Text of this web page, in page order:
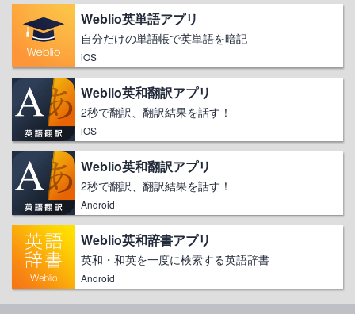
Weblio英単語アプリ
自分だけの単語帳で英単語を暗記
iOS
Weblio英和翻訳アプリ
2秒で翻訳、翻訳結果を話す！
iOS
Weblio英和翻訳アプリ
2秒で翻訳、翻訳結果を話す！
Android
Weblio英和辞書アプリ
英和・和英を一度に検索する英語辞書
Android